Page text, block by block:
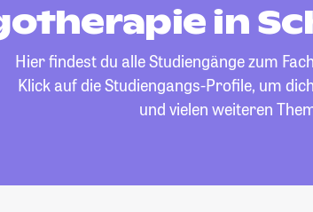
in
Hier findest du alle Studiengänge zum Fach
Klick auf die Studiengangs-Profile, um
und vielen weiteren